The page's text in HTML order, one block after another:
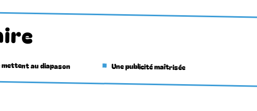
mettent au diapason Une publicité maîtrisée